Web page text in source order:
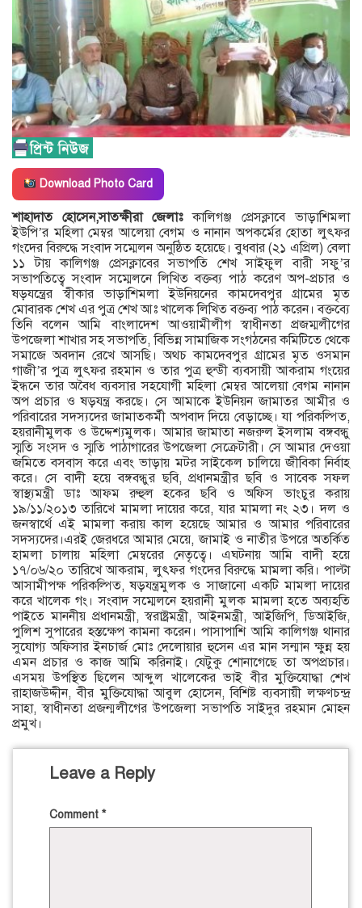
Download Photo Card
শাহাদাত হোসেন,সাতক্ষীরা জেলাঃকালিগঞ্জ প্রেসক্লাবে ভাড়াশিমলা
ইউপি’র মহিলা মেম্বর আলেয়া বেগম ও নানান অপকর্মের হোতা লুৎফর
গংদের বিরুদ্ধে সংবাদ সম্মেলন অনুষ্ঠিত হয়েছে। বুধবার (২১ এপ্রিল) বেলা
১১ টায় কালিগঞ্জ প্রেসক্লাবের সভাপতি শেখ সাইফুল বারী সফু’র
সভাপতিত্বে সংবাদ সম্মেলনে লিখিত বক্তব্য পাঠ করেণ অপ-প্রচার ও
ষড়যন্ত্রের স্বীকার ভাড়াশিমলা ইউনিয়নের কামদেবপুর গ্রামের মৃত
মোবারক শেখ এর পুত্র শেখ আঃ খালেক লিখিত বক্তব্য পাঠ করেন। বক্তব্যে
তিনি বলেন আমি বাংলাদেশ আওয়ামীলীগ স্বাধীনতা প্রজম্মলীগের
উপজেলা শাখার সহ সভাপতি, বিভিন্ন সামাজিক সংগঠনের কমিটিতে থেকে
সমাজে অবদান রেখে আসছি। অথচ কামদেবপুর গ্রামের মৃত ওসমান
গাজী’র পুত্র লুৎফর রহমান ও তার পুত্র হুন্ডী ব্যবসায়ী আকরাম গংয়ের
ইন্ধনে তার অবৈধ ব্যবসার সহযোগী মহিলা মেম্বর আলেয়া বেগম নানান
অপ প্রচার ও ষড়যন্ত্র করছে। সে আমাকে ইউনিয়ন জামাতর আমীর ও
পরিবারের সদস্যদের জামাতকর্মী অপবাদ দিয়ে বেড়াচ্ছে। যা পরিকল্পিত,
হয়রানীমুলক ও উদ্দেশ্যমুলক। আমার জামাতা নজরুল ইসলাম বঙ্গবন্ধু
স্মৃতি সংসদ ও স্মৃতি পাঠাগারের উপজেলা সেক্রেটারী। সে আমার দেওয়া
জমিতে বসবাস করে এবং ভাড়ায় মটর সাইকেল চালিয়ে জীবিকা নির্বাহ
করে। সে বাদী হয়ে বঙ্গবন্ধুর ছবি, প্রধানমন্ত্রীর ছবি ও সাবেক সফল
স্বাস্থ্যমন্ত্রী ডাঃ আফম রুহুল হকের ছবি ও অফিস ভাংচুর করায়
১৯/১১/২০১৩ তারিখে মামলা দায়ের করে, যার মামলা নং ২৩। দল ও
জনস্বার্থে এই মামলা করায় কাল হয়েছে আমার ও আমার পরিবারের
সদস্যদের।এরই জেরধরে আমার মেয়ে, জামাই ও নাতীর উপরে অতর্কিত
হামলা চালায় মহিলা মেম্বরের নেতৃত্বে। এঘটনায় আমি বাদী হয়ে
১৭/০৬/২০ তারিখে আকরাম, লুৎফর গংদের বিরুদ্ধে মামলা করি। পাল্টা
আসামীপক্ষ পরিকল্পিত, ষড়যন্ত্রমুলক ও সাজানো একটি মামলা দায়ের
করে খালেক গং। সংবাদ সম্মেলনে হয়রানী মুলক মামলা হতে অব্যহতি
পাইতে মাননীয় প্রধানমন্ত্রী, স্বরাষ্ট্রমন্ত্রী, আইনমন্ত্রী, আইজিপি, ডিআইজি,
পুলিশ সুপারের হস্তক্ষেপ কামনা করেন। পাসাপাশি আমি কালিগঞ্জ থানার
সুযোগ্য অফিসার ইনচার্জ মোঃ দেলোয়ার হুসেন এর মান সন্মান ক্ষুন্ন হয়
এমন প্রচার ও কাজ আমি করিনাই। যেটুকু শোনাগেছে তা অপপ্রচার।
এসময় উপস্থিত ছিলেন আব্দুল খালেকের ভাই বীর মুক্তিযোদ্ধা শেখ
রাহাজউদ্দীন, বীর মুক্তিযোদ্ধা আবুল হোসেন, বিশিষ্ট ব্যবসায়ী লক্ষণচন্দ্র
সাহা, স্বাধীনতা প্রজন্মলীগের উপজেলা সভাপতি সাইদুর রহমান মোহন
প্রমুখ।
Leave a Reply
Comment *